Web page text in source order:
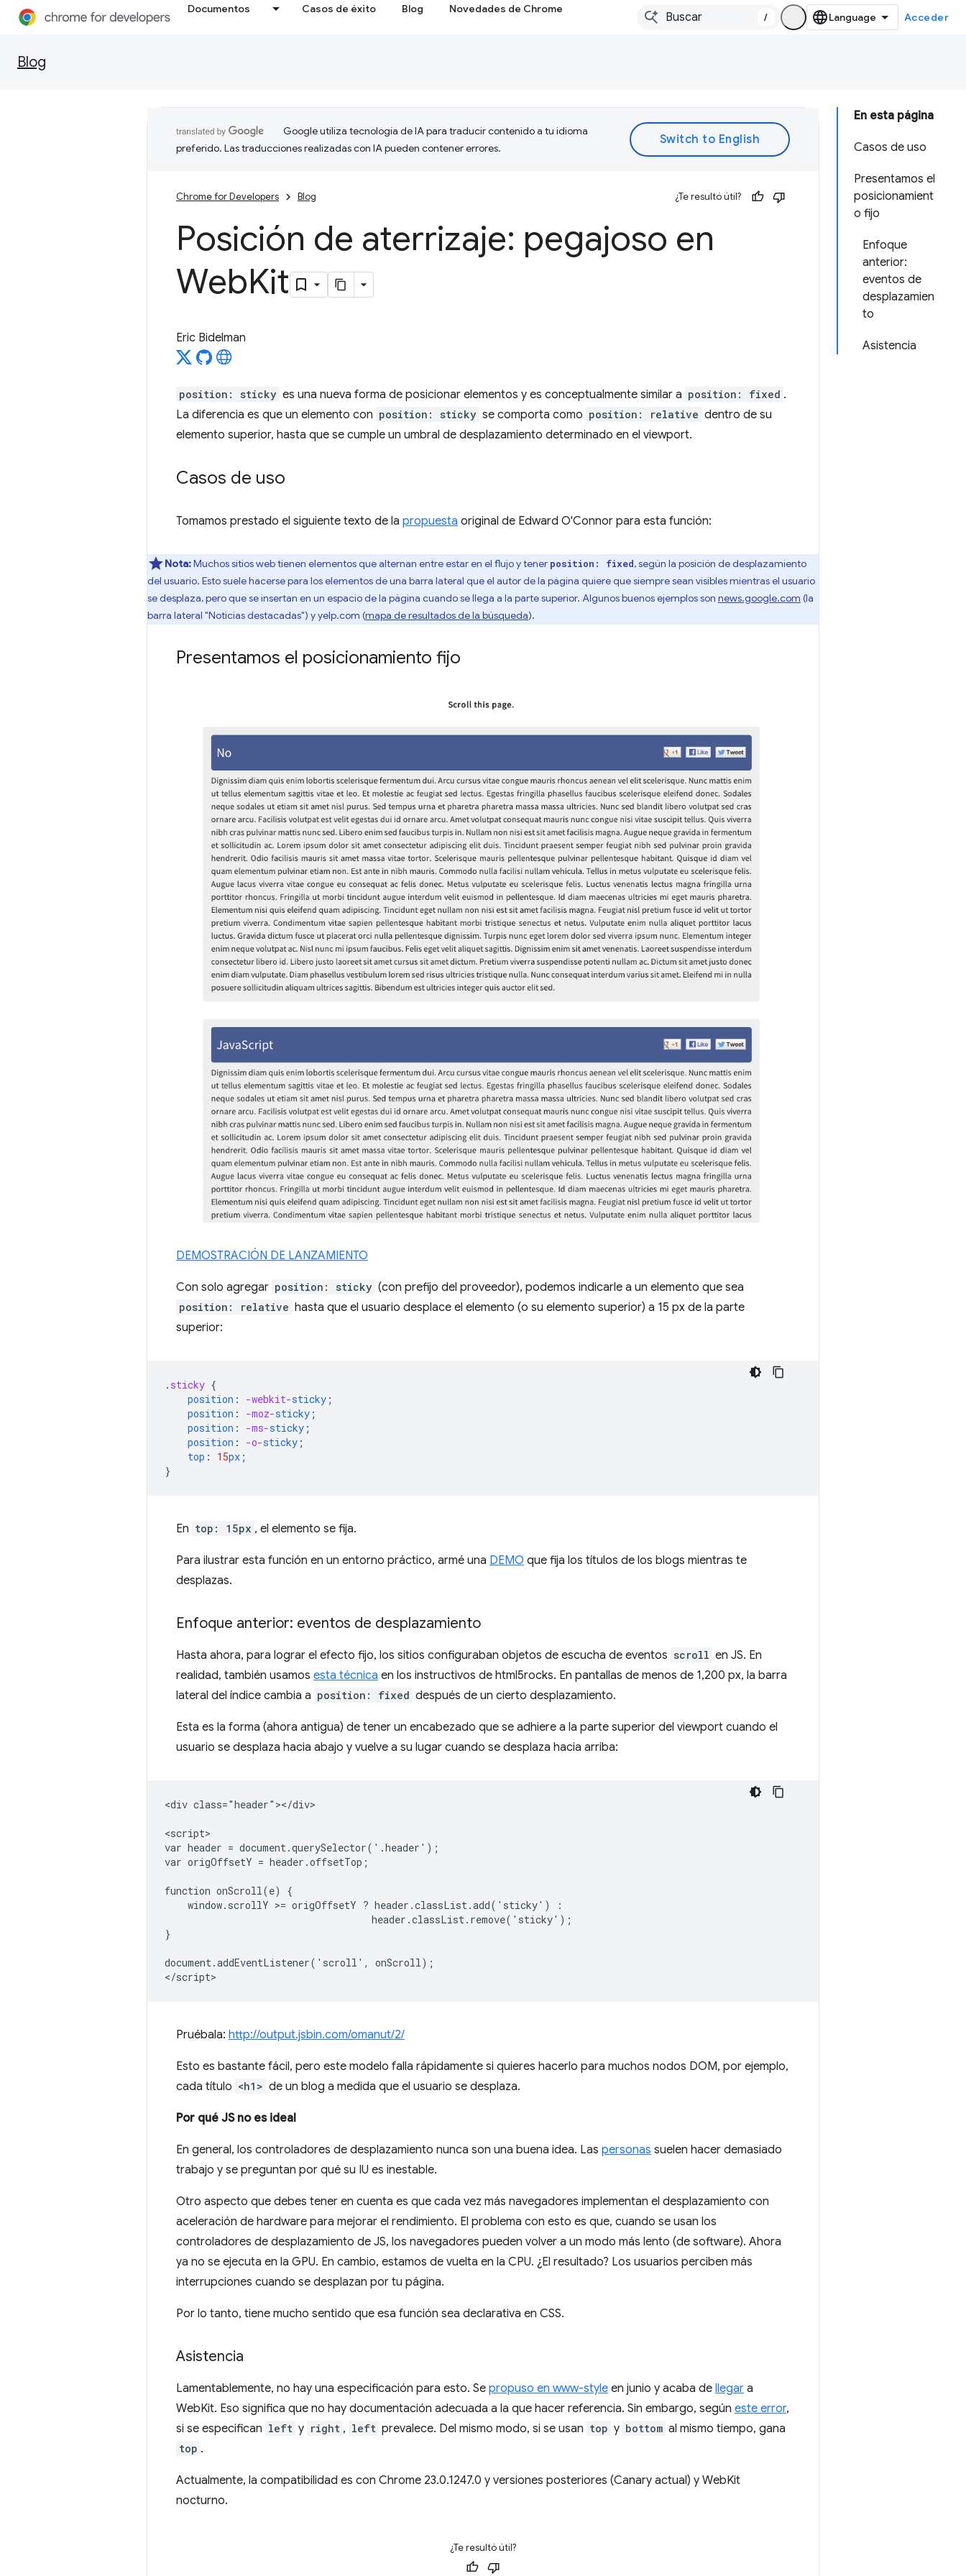
Documentos Casos de éxito Blog Novedades de Chrome
/ Acceder
Blog
En esta página
Casos de uso
Presentamos el
posicionamient
o fijo
Enfoque
anterior:
eventos de
desplazamien
to
Asistencia
Google utiliza tecnología de IA para traducir contenido a tu idioma
preferido. Las traducciones realizadas con IA pueden contener errores.
Chrome for Developers Blog ¿Te resultó útil?
Posición de aterrizaje: pegajoso en
WebKit
Eric Bidelman
position: sticky es una nueva forma de posicionar elementos y es conceptualmente similar a position: fixed .
La diferencia es que un elemento con position: sticky se comporta como position: relative dentro de su
elemento superior, hasta que se cumple un umbral de desplazamiento determinado en el viewport.
Casos de uso
Tomamos prestado el siguiente texto de la propuesta original de Edward O'Connor para esta función:
Nota:Muchos sitios web tienen elementos que alternan entre estar en el flujo y tener position: fixed, según la posición de desplazamiento
del usuario. Esto suele hacerse para los elementos de una barra lateral que el autor de la página quiere que siempre sean visibles mientras el usuario
se desplaza, pero que se insertan en un espacio de la página cuando se llega a la parte superior. Algunos buenos ejemplos son news.google.com (la
barra lateral "Noticias destacadas") y yelp.com (mapa de resultados de la búsqueda).
Presentamos el posicionamiento fijo
DEMOSTRACIÓN DE LANZAMIENTO
Con solo agregar position: sticky (con prefijo del proveedor), podemos indicarle a un elemento que sea
position: relative hasta que el usuario desplace el elemento (o su elemento superior) a 15 px de la parte
superior:
. sticky {
position : -webkit-sticky ;
position : -moz-sticky ;
position : -ms-sticky ;
position : -o-sticky ;
top : 15px ;
}
En top: 15px , el elemento se fija.
Para ilustrar esta función en un entorno práctico, armé una DEMO que fija los títulos de los blogs mientras te
desplazas.
Enfoque anterior: eventos de desplazamiento
Hasta ahora, para lograr el efecto fijo, los sitios configuraban objetos de escucha de eventos scroll en JS. En
realidad, también usamos esta técnica en los instructivos de html5rocks. En pantallas de menos de 1,200 px, la barra
lateral del índice cambia a position: fixed después de un cierto desplazamiento.
Esta es la forma (ahora antigua) de tener un encabezado que se adhiere a la parte superior del viewport cuando el
usuario se desplaza hacia abajo y vuelve a su lugar cuando se desplaza hacia arriba:
<div class="header"></div>
<script>
var header = document.querySelector('.header');
var origOffsetY = header.offsetTop;
function onScroll(e) {
    window.scrollY >= origOffsetY ? header.classList.add('sticky') :
                                    header.classList.remove('sticky');
}
document.addEventListener('scroll', onScroll);
Pruébala: http://output.jsbin.com/omanut/2/
Esto es bastante fácil, pero este modelo falla rápidamente si quieres hacerlo para muchos nodos DOM, por ejemplo,
cada título <h1> de un blog a medida que el usuario se desplaza.
Por qué JS no es ideal
En general, los controladores de desplazamiento nunca son una buena idea. Las personas suelen hacer demasiado
trabajo y se preguntan por qué su IU es inestable.
Otro aspecto que debes tener en cuenta es que cada vez más navegadores implementan el desplazamiento con
aceleración de hardware para mejorar el rendimiento. El problema con esto es que, cuando se usan los
controladores de desplazamiento de JS, los navegadores pueden volver a un modo más lento (de software). Ahora
ya no se ejecuta en la GPU. En cambio, estamos de vuelta en la CPU. ¿El resultado? Los usuarios perciben más
interrupciones cuando se desplazan por tu página.
Por lo tanto, tiene mucho sentido que esa función sea declarativa en CSS.
Asistencia
Lamentablemente, no hay una especificación para esto. Se propuso en www-style en junio y acaba de llegar a
WebKit. Eso significa que no hay documentación adecuada a la que hacer referencia. Sin embargo, según este error,
si se especifican left y right , left prevalece. Del mismo modo, si se usan top y bottom al mismo tiempo, gana
top .
Actualmente, la compatibilidad es con Chrome 23.0.1247.0 y versiones posteriores (Canary actual) y WebKit
nocturno.
¿Te resultó útil?